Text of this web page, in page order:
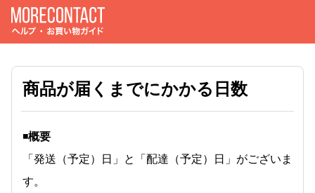
商品が届くまでにかかる日数
◾️概要
「発送（予定）日」と「配達（予定）日」がございま
す。